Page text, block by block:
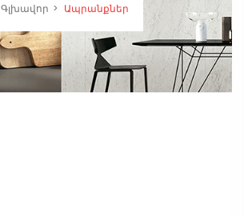
Գլխավոր Ապրանքներ